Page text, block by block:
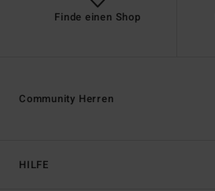
Finde einen Shop
HILFE
Community Herren